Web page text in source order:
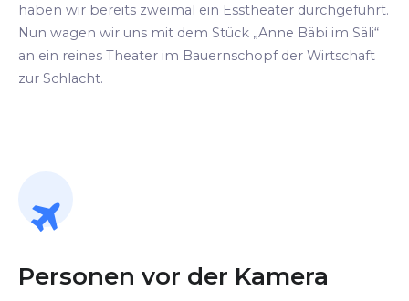
haben wir bereits zweimal ein Esstheater durchgeführt.
Nun wagen wir uns mit dem Stück „Anne Bäbi im Säli“
an ein reines Theater im Bauernschopf der Wirtschaft
zur Schlacht.
Personen vor der Kamera